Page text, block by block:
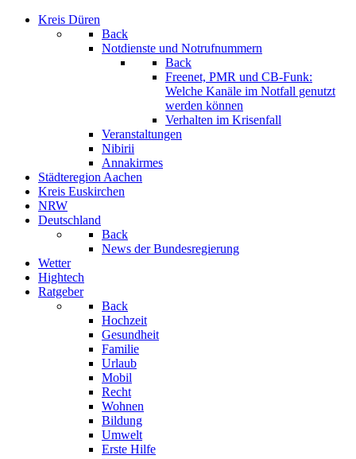
Kreis Düren
Back
Notdienste und Notrufnummern
Back
Freenet, PMR und CB-Funk:
Welche Kanäle im Notfall genutzt
werden können
Verhalten im Krisenfall
Veranstaltungen
Nibirii
Annakirmes
Städteregion Aachen
Kreis Euskirchen
NRW
Deutschland
Back
News der Bundesregierung
Wetter
Hightech
Ratgeber
Back
Hochzeit
Gesundheit
Familie
Urlaub
Mobil
Recht
Wohnen
Bildung
Umwelt
Erste Hilfe